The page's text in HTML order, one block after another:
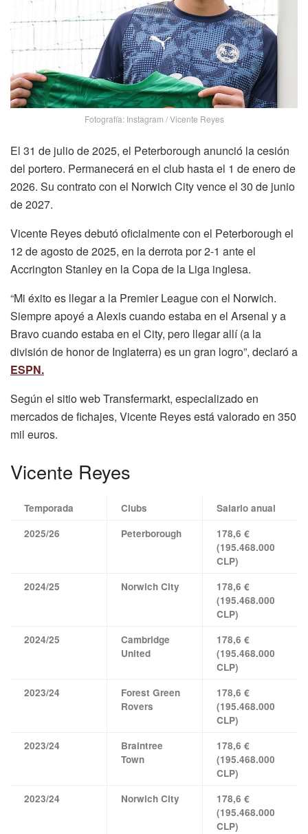
Fotografía: Instagram / Vicente Reyes
El 31 de julio de 2025, el Peterborough anunció la cesión
del portero. Permanecerá en el club hasta el 1 de enero de
2026. Su contrato con el Norwich City vence el 30 de junio
de 2027.
Vicente Reyes debutó oficialmente con el Peterborough el
12 de agosto de 2025, en la derrota por 2-1 ante el
Accrington Stanley en la Copa de la Liga inglesa.
“Mi éxito es llegar a la Premier League con el Norwich.
Siempre apoyé a Alexis cuando estaba en el Arsenal y a
Bravo cuando estaba en el City, pero llegar allí (a la
división de honor de Inglaterra) es un gran logro”, declaró a
ESPN.
Según el sitio web Transfermarkt, especializado en
mercados de fichajes, Vicente Reyes está valorado en 350
mil euros.
Vicente Reyes
Temporada Clubs
Salario anual
2025/26
Peterborough
178,6 €
(195.468.000
CLP)
2024/25
Norwich City
178,6 €
(195.468.000
CLP)
2024/25
Cambridge
United
178,6 €
(195.468.000
CLP)
2023/24
Forest Green
Rovers
178,6 €
(195.468.000
CLP)
2023/24
Braintree
Town
178,6 €
(195.468.000
CLP)
2023/24
Norwich City
178,6 €
(195.468.000
CLP)